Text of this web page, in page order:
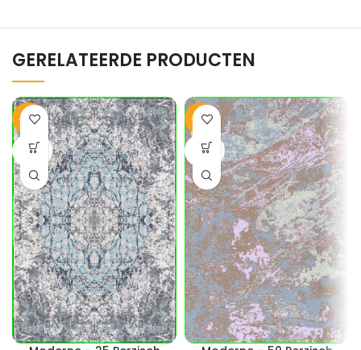
GERELATEERDE PRODUCTEN
-40%
SOLD
OUT
-40%
SOLD
OUT